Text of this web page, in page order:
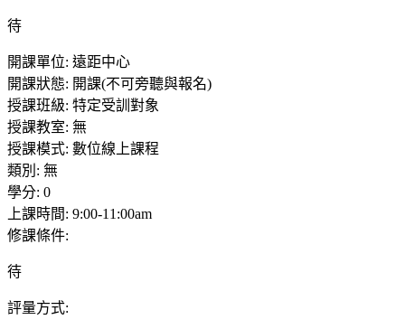
待
開課單位: 遠距中心
開課狀態: 開課(不可旁聽與報名)
授課班級: 特定受訓對象
授課教室: 無
授課模式: 數位線上課程
類別 : 無
學分: 0
上課時間: 9:00-11:00am
修課條件:
待
評量方式: